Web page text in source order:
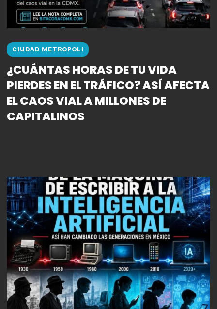
CIUDAD METROPOLI
¿CUÁNTAS HORAS DE TU VIDA
PIERDES EN EL TRÁFICO? ASÍ AFECTA
EL CAOS VIAL A MILLONES DE
CAPITALINOS